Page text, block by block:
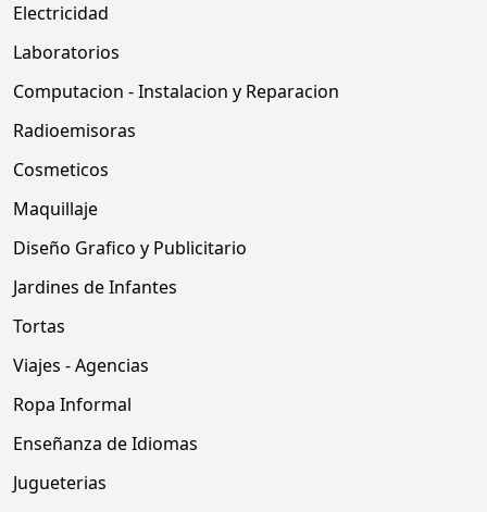
Electricidad
Laboratorios
Computacion - Instalacion y Reparacion
Radioemisoras
Cosmeticos
Maquillaje
Diseño Grafico y Publicitario
Jardines de Infantes
Tortas
Viajes - Agencias
Ropa Informal
Enseñanza de Idiomas
Jugueterias